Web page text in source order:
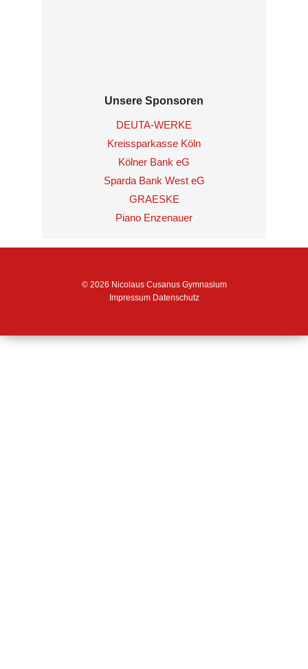
Unsere Sponsoren
DEUTA-WERKE
Kreissparkasse Köln
Kölner Bank eG
Sparda Bank West eG
GRAESKE
Piano Enzenauer
© 2026 Nicolaus Cusanus Gymnasium
Impressum Datenschutz